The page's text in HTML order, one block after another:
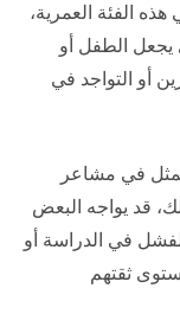
الفئة العمرية،
يجعل الطفل أو
أو التواجد في
في مشاعر
قد يواجه البعض
في الدراسة أو
ثقتهم